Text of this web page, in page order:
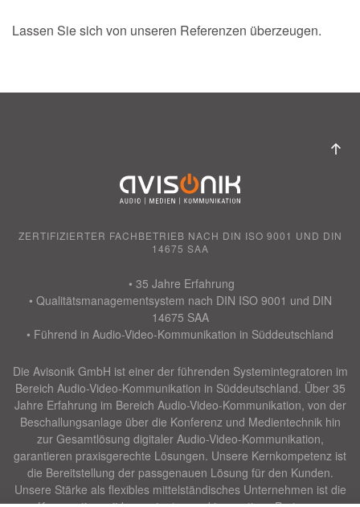
Lassen Sie sich von unseren Referenzen überzeugen.
ZERTIFIZIERTER FACHBETRIEB NACH DIN ISO 9001 UND DIN
14675 SAA
• 35 Jahre Erfahrung
• Qualitätsmanagementsystem nach DIN ISO 9001 und DIN
14675 SAA
• Führend in Audio-Video-Kommunikation in Süddeutschland
Die Avisonik GmbH ist einer der führenden Systemintegratoren im
Bereich Audio-Video-Kommunikation in Süddeutschland. Über 35
Jahre Erfahrung im Bereich Audio-Video-Kommunikation, von der
Beschallungsanlage über die Konferenz und Medientechnik hin
zur Gesamtlösung digitaler Audio-Video-Kommunikation,
garantieren praxisgerechte Lösungen. Unsere Kernkompetenz ist
die Bereitstellung der passgenauen Lösung für den Kunden.
Unsere Stärke als flexibles mittelständisches Unternehmen ist die